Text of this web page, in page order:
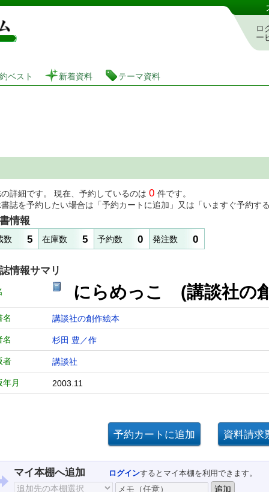
図書館 蔵書検索・予約システム
ロ
ー
ベスト 新着資料 テーマ資料
詳細です。 現在、予約しているのは 0 件です。
誌を予約したい場合は「予約カートに追加」又は「いますぐ予約す
情報
数 5 在庫数 5 予約数 0 発注数 0
情報サマリ
にらめっこ (講談社の
名 講談社の創作絵本
名 杉田 豊／作
者 講談社
年月 2003.11
マイ本棚へ追加 ログインするとマイ本棚を利用できます。